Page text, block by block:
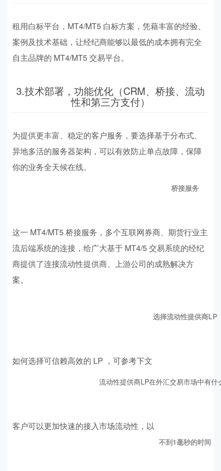
租用白标平台，MT4/MT5 白标方案，凭藉丰富的经验、
案例及技术基础，让经纪商能够以最低的成本拥有完全
自主品牌的 MT4/MT5 交易平台。
3.技术部署，功能优化（CRM、桥接、流动
性和第三方支付）
为提供更丰富、稳定的客户服务，要选择基于分布式、
异地多活的服务器架构，可以有效防止单点故障，保障
你的业务全天候在线。
桥接服务
这一 MT4/MT5 桥接服务，多个互联网券商、期货行业主
流后端系统的连接，给广大基于 MT4/5 交易系统的经纪
商提供了连接流动性提供商、上游公司的成熟解决方
案。
选择流动性提供商LP
如何选择可信赖高效的 LP ，可参考下文
流动性提供商LP在外汇交易市场中有什
客户可以更加快速的接入市场流动性，以
不到1毫秒的时间